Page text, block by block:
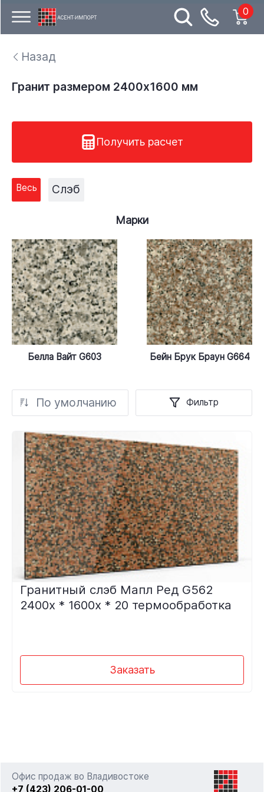
0
Назад
Гранит размером 2400x1600 мм
Получить расчет
Весь Слэб
Марки
Белла Вайт G603 Бейн Брук Браун G664
По умолчанию Фильтр
Гранитный слэб Мапл Ред G562
2400х * 1600х * 20 термообработка
Заказать
Офис продаж во Владивостоке
+7 (423) 206-01-00